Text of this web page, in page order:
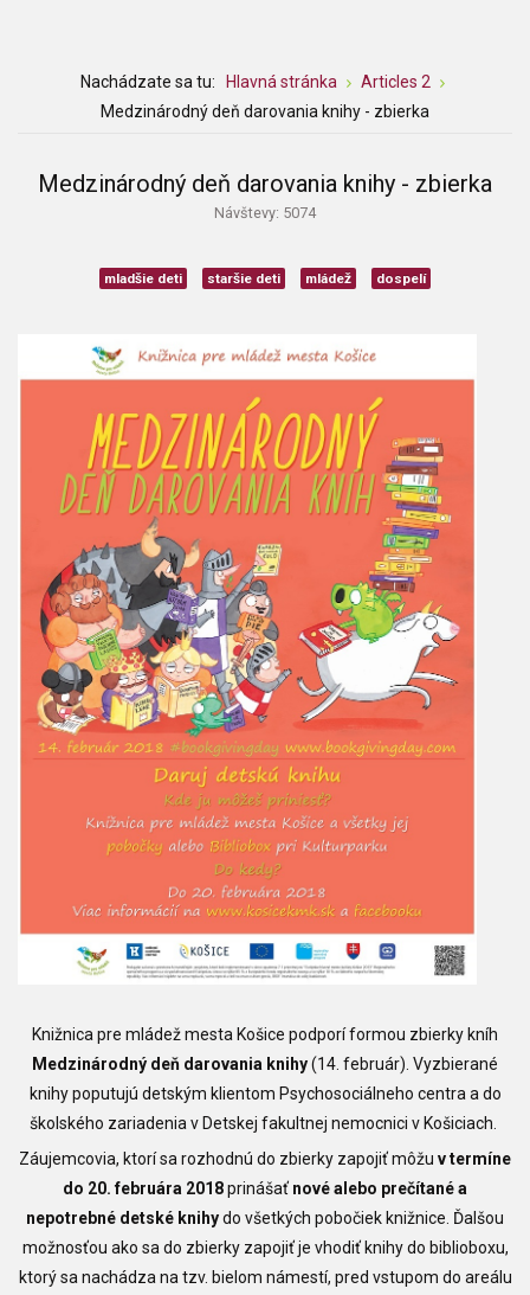
Nachádzate sa tu: Hlavná stránka
Articles 2
Medzinárodný deň darovania knihy - zbierka
Medzinárodný deň darovania knihy - zbierka
Návštevy: 5074
mladšie deti staršie deti mládež dospelí
Knižnica pre mládež mesta Košice podporí formou zbierky kníh
Medzinárodný deň darovania knihy(14. február). Vyzbierané
knihy poputujú detským klientom Psychosociálneho centra a do
školského zariadenia v Detskej fakultnej nemocnici v Košiciach.
Záujemcovia, ktorí sa rozhodnú do zbierky zapojiť môžu v termíne
do 20. februára 2018prinášať nové alebo prečítané a
nepotrebné detské knihydo všetkých pobočiek knižnice. Ďalšou
možnosťou ako sa do zbierky zapojiť je vhodiť knihy do biblioboxu,
ktorý sa nachádza na tzv. bielom námestí, pred vstupom do areálu